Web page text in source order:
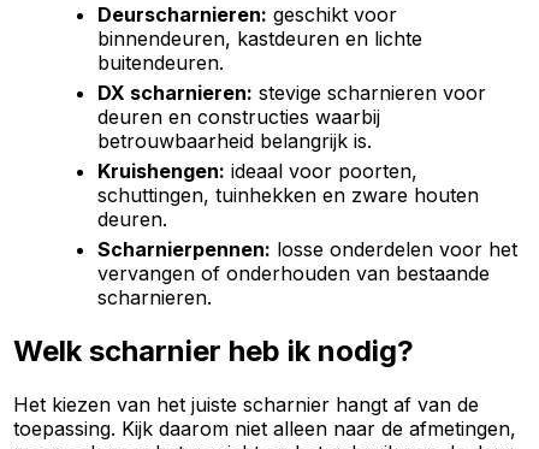
Deurscharnieren: geschikt voor
binnendeuren, kastdeuren en lichte
buitendeuren.
DX scharnieren: stevige scharnieren voor
deuren en constructies waarbij
betrouwbaarheid belangrijk is.
Kruishengen: ideaal voor poorten,
schuttingen, tuinhekken en zware houten
deuren.
Scharnierpennen: losse onderdelen voor het
vervangen of onderhouden van bestaande
scharnieren.
Welk scharnier heb ik nodig?
Het kiezen van het juiste scharnier hangt af van de
toepassing. Kijk daarom niet alleen naar de afmetingen,